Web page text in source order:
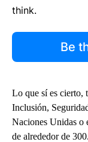
think.
Be
Lo que sí es cierto,
Inclusión,
Naciones Unidas o
de alrededor de